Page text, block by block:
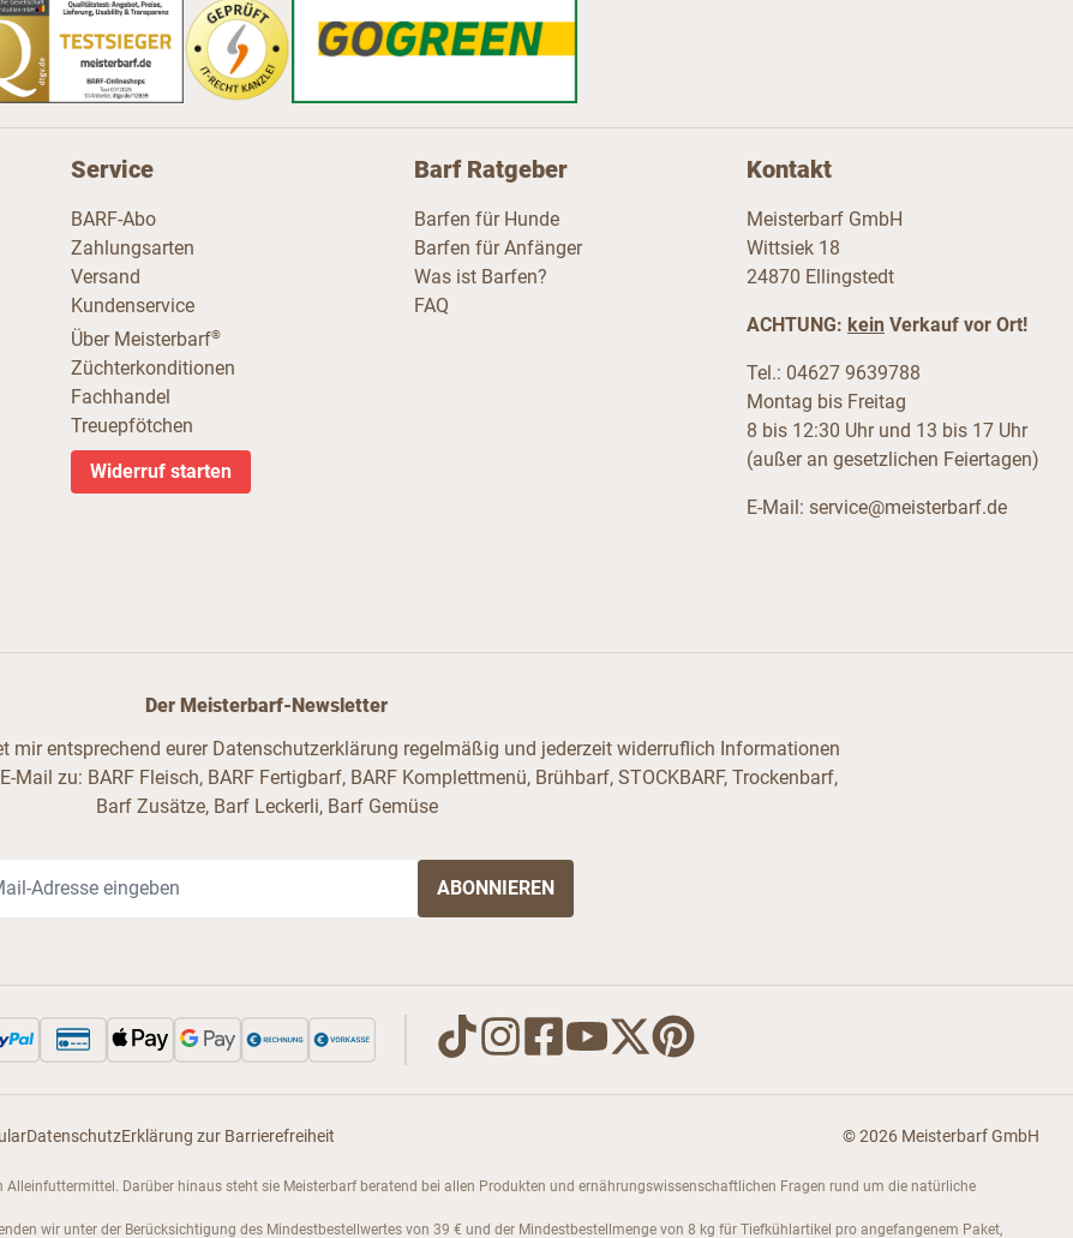
Service
BARF-Abo
Zahlungsarten
Versand
Kundenservice
Über Meisterbarf®
Züchterkonditionen
Fachhandel
Treuepfötchen
Widerruf starten
Barf Ratgeber
Barfen für Hunde
Barfen für Anfänger
Was ist Barfen?
FAQ
Kontakt
Meisterbarf GmbH
Wittsiek 18
24870 Ellingstedt
ACHTUNG: kein Verkauf vor Ort!
Tel.: 04627 9639788
Montag bis Freitag
8 bis 12:30 Uhr und 13 bis 17 Uhr
(außer an gesetzlichen Feiertagen)
E-Mail: service@meisterbarf.de
Der Meisterbarf-Newsletter
mir entsprechend eurer Datenschutzerklärung regelmäßig und jederzeit widerruflich Informationen
zu: BARF Fleisch, BARF Fertigbarf, BARF Komplettmenü, Brühbarf, STOCKBARF, Trockenbarf,
Barf Zusätze, Barf Leckerli, Barf Gemüse
DatenschutzErklärung zur Barrierefreiheit © 2026 Meisterbarf GmbH
Alleinfuttermittel. Darüber hinaus steht sie Meisterbarf beratend bei allen Produkten und ernährungswissenschaftlichen Fragen rund um die natürliche
wir unter der Berücksichtigung des Mindestbestellwertes von 39 € und der Mindestbestellmenge von 8 kg für Tiefkühlartikel pro angefangenem Paket,